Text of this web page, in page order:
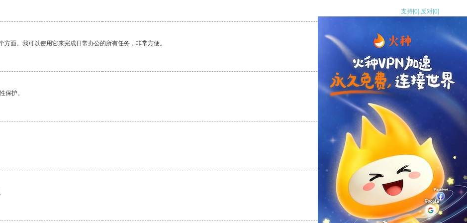
支持[0] 反对[0]
面。我可以使用它来完成日常办公的所有任务，非常方便。
支持[0] 反对
保护。
支持
反对 [0]
支持[0] 反对[0]